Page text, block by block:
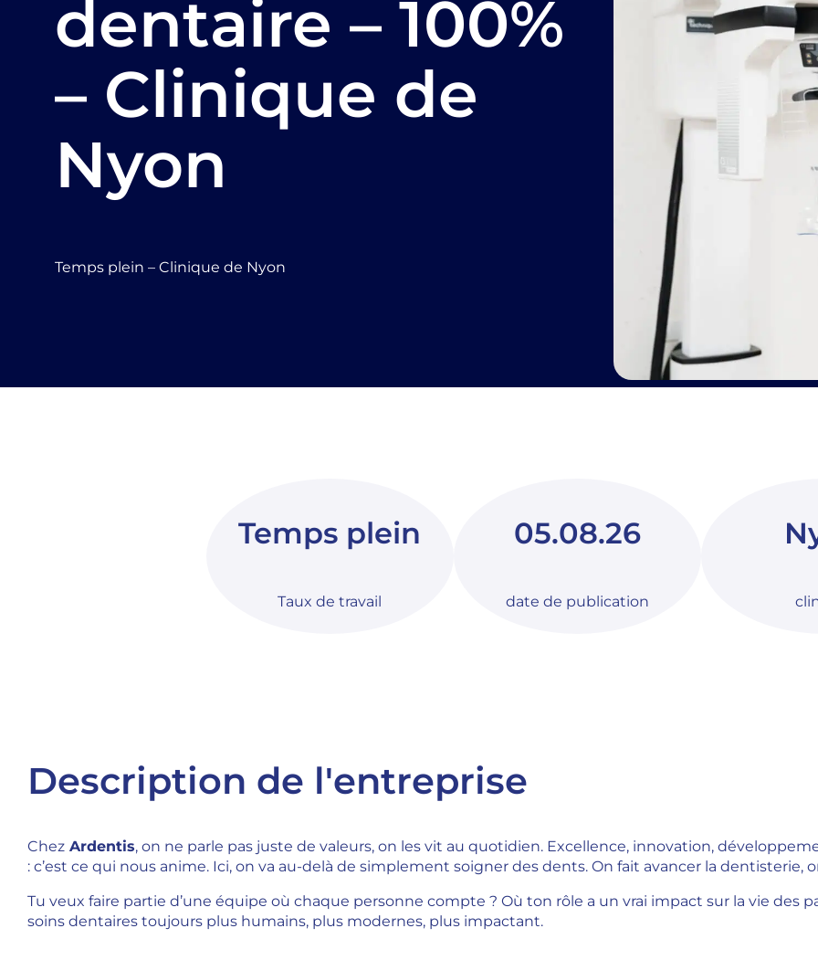
dentaire – 100%
– Clinique de
Nyon
Temps plein – Clinique de Nyon
Temps plein
Taux de travail
05.08.26
date de publication
Description de l'entreprise
Chez Ardentis, on ne parle pas juste de valeurs, on les vit au quotidien. Excellence, innovation,
: c’est ce qui nous anime. Ici, on va au-delà de simplement soigner des dents. On fait avancer la dentisterie,
Tu veux faire partie d’une équipe où chaque personne compte ? Où ton rôle a un vrai impact sur la vie des
soins dentaires toujours plus humains, plus modernes, plus impactant.